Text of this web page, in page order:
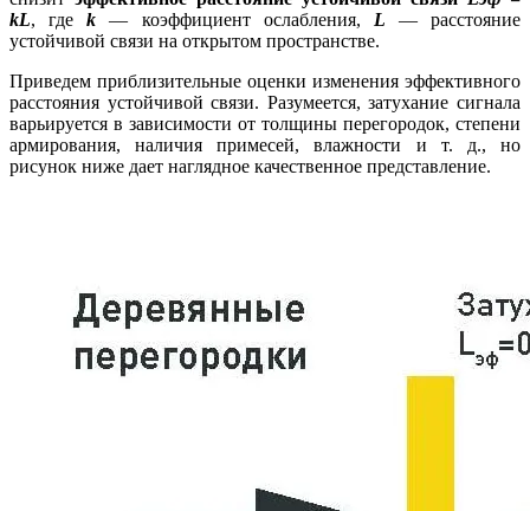
kL, гдеk — коэффициент ослабления, L —
расстояние
устойчивой связи на открытом пространстве.
Приведем приблизительные оценки изменения эффективного
расстояния устойчивой связи. Разумеется, затухание сигнала
варьируется в зависимости от толщины перегородок, степени
армирования, наличия примесей, влажности и т. д., но
рисунок ниже дает наглядное качественное представление.